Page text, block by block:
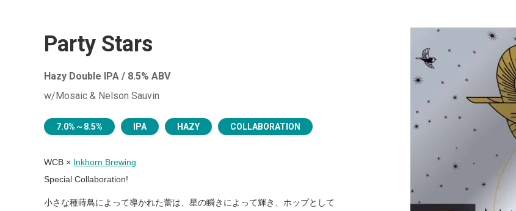
Party Stars
Hazy Double IPA / 8.5% ABV
w/Mosaic & Nelson Sauvin
7.0%～8.5% IPA HAZY COLLABORATION
WCB × Inkhorn Brewing
Special Collaboration!
小さな種蒔鳥によって導かれた蕾は、星の瞬きによって輝き、ホップとして